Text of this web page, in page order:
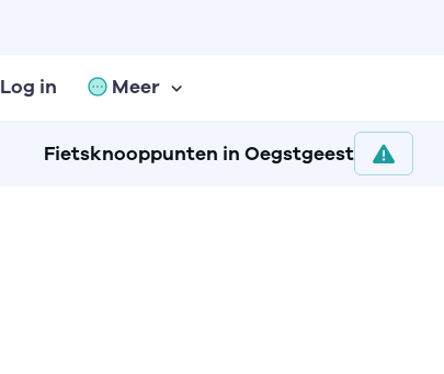
Log in Meer
Fietsknooppunten in Oegstgeest